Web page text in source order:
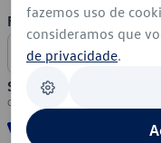
Formas de Pagamento
Segurança
fazemos uso de
consideramos que
de privacidade.